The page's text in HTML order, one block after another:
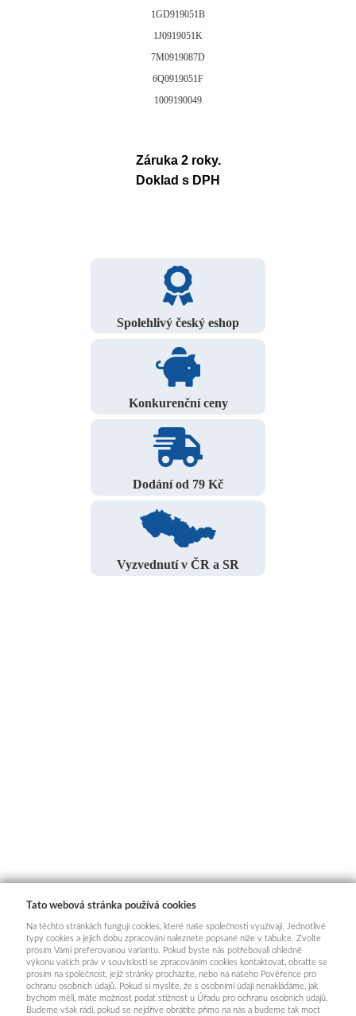
1GD919051B
1J0919051K
7M0919087D
6Q0919051F
1009190049
Záruka 2 roky.
Doklad s DPH
Spolehlivý český eshop
Konkurenční ceny
Dodání od 79 Kč
Vyzvednutí v ČR a SR
Tato webová stránka používá cookies
Na těchto stránkách fungují cookies, které naše společnosti využívají. Jednotlivé
typy cookies a jejich dobu zpracování naleznete popsané níže v tabulce. Zvolte
prosím Vámi preferovanou variantu. Pokud byste nás potřebovali ohledně
výkonu vašich práv v souvislosti se zpracováním cookies kontaktovat, obraťte se
prosím na společnost, jejíž stránky procházíte, nebo na našeho Pověřence pro
ochranu osobních údajů. Pokud si myslíte, že s osobními údaji nenakládáme, jak
bychom měli, máte možnost podat stížnost u Úřadu pro ochranu osobních údajů.
Budeme však rádi, pokud se nejdříve obrátíte přímo na nás a budeme tak moct